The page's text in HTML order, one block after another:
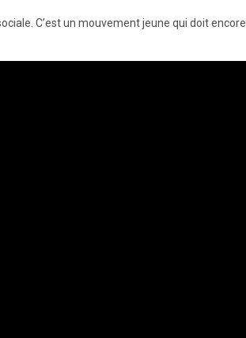
C’est un mouvement jeune qui doit encore